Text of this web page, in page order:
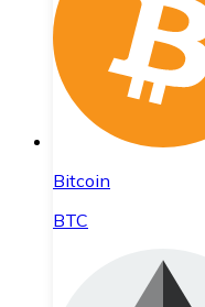
Bitcoin
BTC